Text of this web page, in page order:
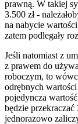
prawną. W takiej
3.500 zł -
na nabycie
zatem podlegały
Jeśli natomiast z
z prawem do
roboczym, to
odrębnych
pojedyncza
będzie przekraczać
jednorazowo